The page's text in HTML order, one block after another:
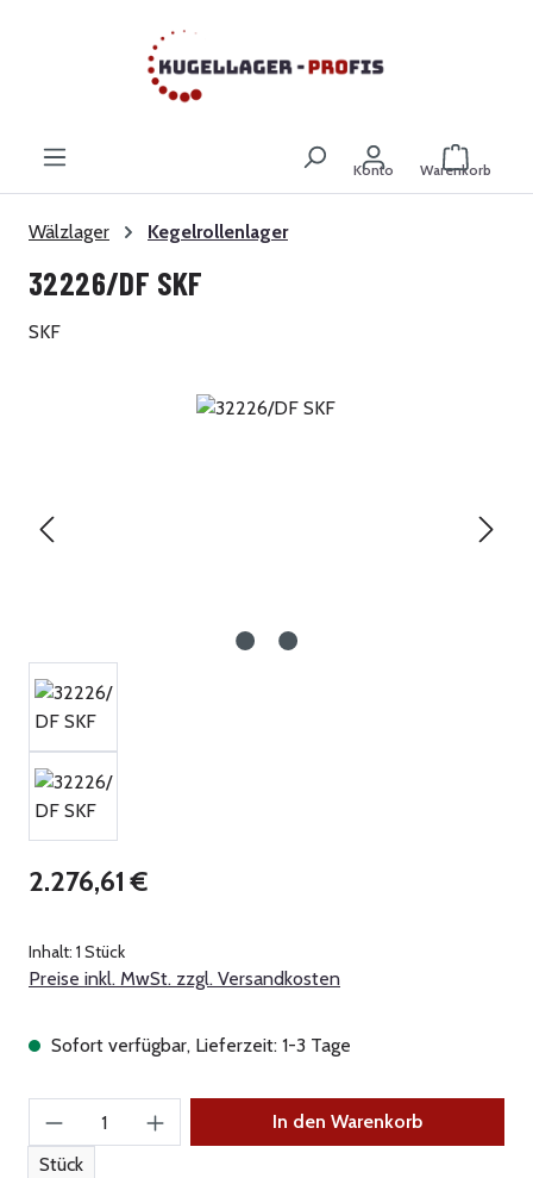
Zum Hauptinhalt springen
Konto Warenkorb
Wälzlager Kegelrollenlager
32226/DF SKF
SKF
Bildergalerie überspringen
Regulärer Preis:
2.276,61 €
Inhalt: 1 Stück
Preise inkl. MwSt. zzgl. Versandkosten
Sofort verfügbar, Lieferzeit: 1-3 Tage
Produkt Anzahl: Gib den gewünschten Wert
Stück
In den Warenkorb